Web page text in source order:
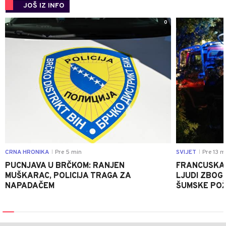
JOŠ IZ INFO
0
CRNA HRONIKA Pre 5 min
PUCNJAVA U BRČKOM: RANJEN
MUŠKARAC, POLICIJA TRAGA ZA
NAPADAČEM
SVIJET Pre 13
LJUDI ZBOG
ŠUMSKE